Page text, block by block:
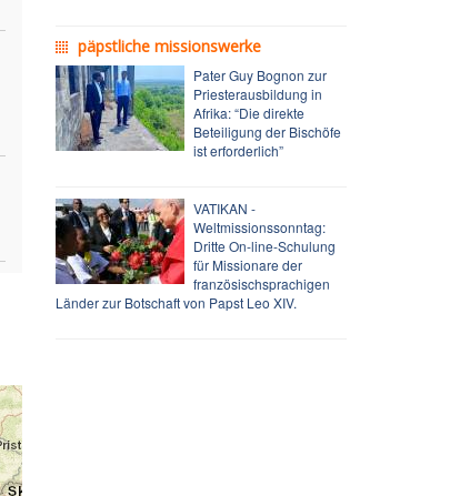
päpstliche missionswerke
Pater Guy Bognon zur
Priesterausbildung in
Afrika: “Die direkte
Beteiligung der Bischöfe
ist erforderlich”
VATIKAN -
Weltmissionssonntag:
Dritte On-line-Schulung
für Missionare der
französischsprachigen
Länder zur Botschaft von Papst Leo XIV.